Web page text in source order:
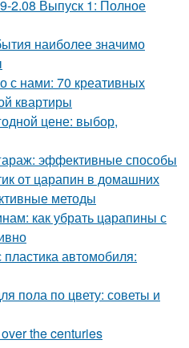
2.08 Выпуск 1: Полное
наиболее значимо
с нами: 70 креативных
квартиры
цене: выбор,
эффективные способы
от царапин в домашних
методы
как убрать царапины с
автомобиля:
пола по цвету: советы и
the centuries